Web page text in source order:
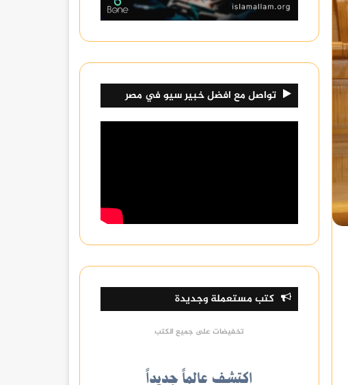
تواصل مع افضل خبير سيو في مصر
كتب مستعملة وجديدة
تخفيضات على جميع الكتب